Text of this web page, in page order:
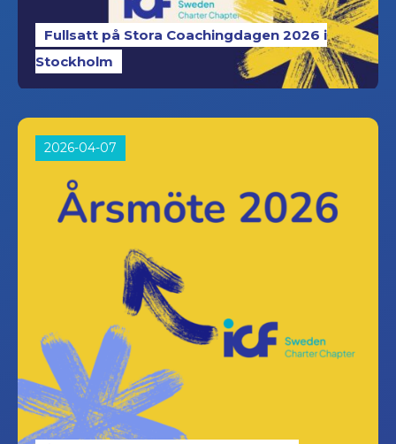
Fullsatt på Stora Coachingdagen 2026 i
Stockholm
2026-04-07